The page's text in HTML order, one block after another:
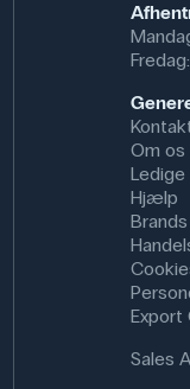
Om os
Hjælp
Export
Sales